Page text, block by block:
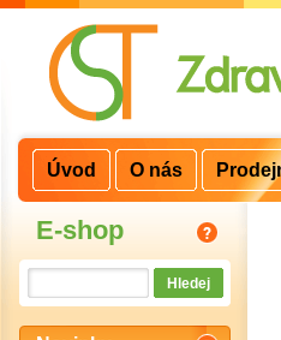
E-shop
Úvod O nás